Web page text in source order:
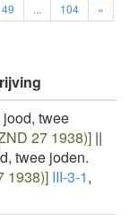
49 ... 104 »
jood, twee
27 1938)] ||
twee joden.
1938)] III-3-1,